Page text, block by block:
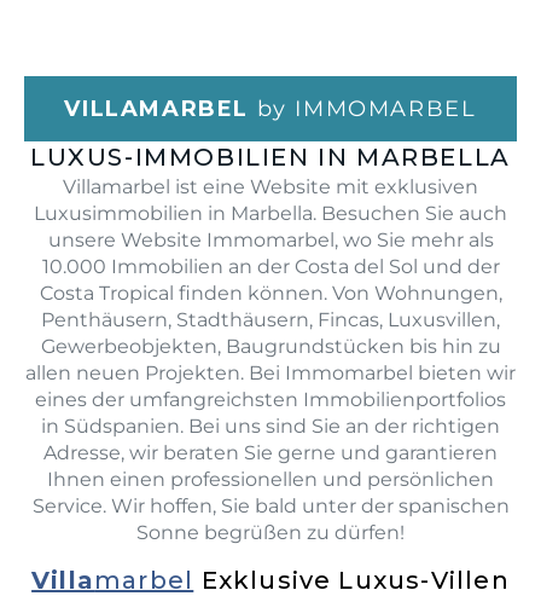
VILLAMARBEL by IMMOMARBEL
LUXUS-IMMOBILIEN IN MARBELLA
Villamarbel ist eine Website mit exklusiven
Luxusimmobilien in Marbella. Besuchen Sie auch
unsere Website Immomarbel, wo Sie mehr als
10.000 Immobilien an der Costa del Sol und der
Costa Tropical finden können. Von Wohnungen,
Penthäusern, Stadthäusern, Fincas, Luxusvillen,
Gewerbeobjekten, Baugrundstücken bis hin zu
allen neuen Projekten. Bei Immomarbel bieten wir
eines der umfangreichsten Immobilienportfolios
in Südspanien. Bei uns sind Sie an der richtigen
Adresse, wir beraten Sie gerne und garantieren
Ihnen einen professionellen und persönlichen
Service. Wir hoffen, Sie bald unter der spanischen
Sonne begrüßen zu dürfen!
Villamarbel Exklusive Luxus-Villen